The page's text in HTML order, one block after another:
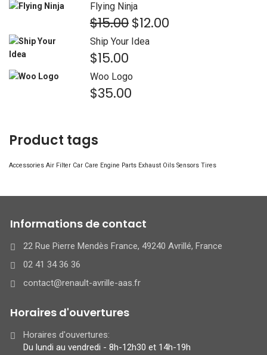
Flying Ninja
$15.00Le
prix
initial
$15.00.
$12.00
Ship Your Idea
$15.00
Woo Logo
$35.00
Product tags
Accessories Air Filter Car Care Engine Parts Exhaust Oils Sensors Tires
Informations de contact
22 Rue Pierre Mendès France, 49240 Avrillé, France
02 41 34 36 36
contact@renault-avrille-aas.fr
Horaires d'ouvertures
Horaires d'ouvertures:
Du lundi au vendredi - 8h-12h30 et 14h-19h